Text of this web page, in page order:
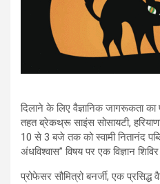
दिलाने के लिए वैज्ञानिक जागरूकता
तहत ब्रेकथ्रू साइंस सोसायटी,
10 से 3 बजे तक को स्वामी नितानंद
अंधविश्वास” विषय पर एक विज्ञान
प्रोफेसर सौमित्रो बनर्जी, एक